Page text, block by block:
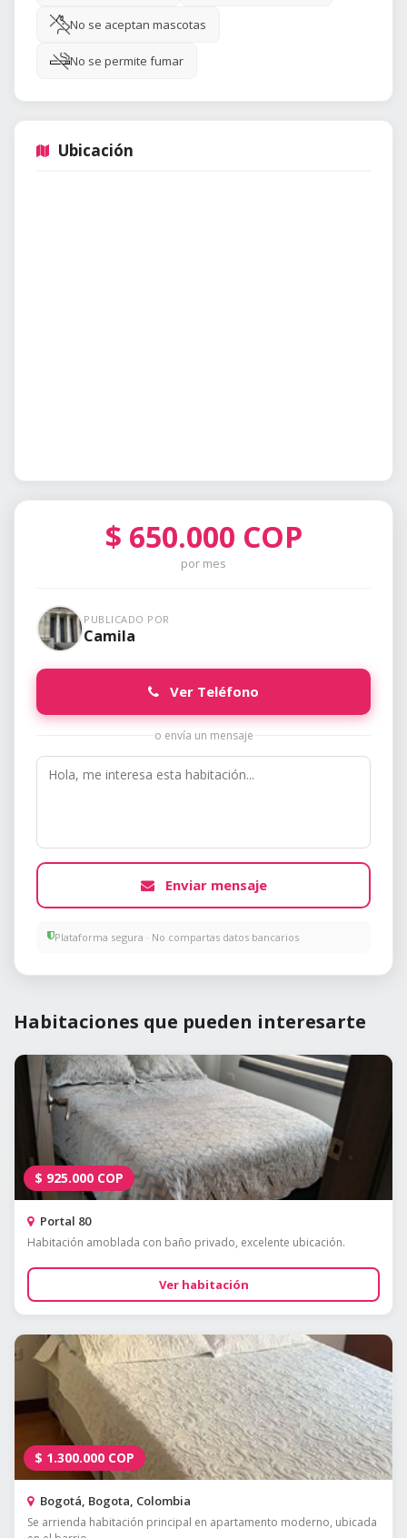
No se aceptan mascotas
No se permite fumar
Ubicación
$ 650.000 COP
por mes
PUBLICADO POR
Camila
Ver Teléfono
o envía un mensaje
Enviar mensaje
Plataforma segura · No compartas datos bancarios
Habitaciones que pueden interesarte
$ 925.000 COP
Portal 80
Habitación amoblada con baño privado, excelente ubicación.
Ver habitación
$ 1.300.000 COP
Bogotá, Bogota, Colombia
Se arrienda habitación principal en apartamento moderno, ubicada